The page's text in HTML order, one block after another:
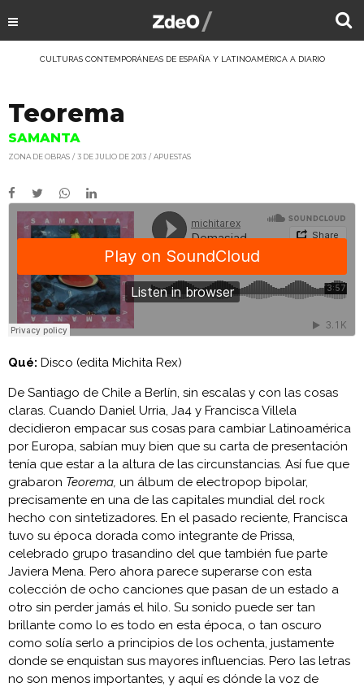
CULTURAS CONTEMPORÁNEAS DE ESPAÑA Y LATINOAMÉRICA A DIARIO
Teorema
SAMANTA
ZONA DE OBRAS 3 DE JULIO DE 2013 APUESTAS
Qué: Disco (edita Michita Rex)
De Santiago de Chile a Berlín, sin escalas y con las cosas
claras. Cuando Daniel Urria, Ja4 y Francisca Villela
decidieron empacar sus cosas para cambiar Latinoamérica
por Europa, sabían muy bien que su carta de presentación
tenía que estar a la altura de las circunstancias. Así fue que
grabaron Teorema, un álbum de electropop bipolar,
precisamente en una de las capitales mundial del rock
hecho con sintetizadores. En el pasado reciente, Francisca
tuvo su época dorada como integrante de Prissa,
celebrado grupo trasandino del que también fue parte
Javiera Mena. Pero ahora parece superarse con esta
colección de ocho canciones que pasan de un estado a
otro sin perder jamás el hilo. Su sonido puede ser tan
brillante como lo es todo en esta época, o tan oscuro
como solía serlo a principios de los ochenta, justamente
donde se enquistan sus mayores influencias. Pero las letras
no son menos importantes, y aquí es dónde la voz de